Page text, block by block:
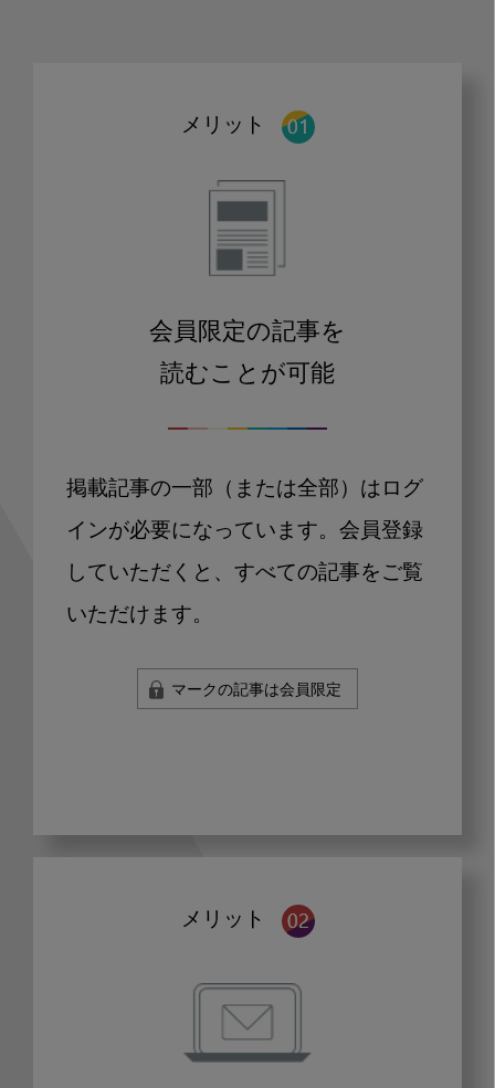
メリット
会員限定の記事を
読むことが可能
掲載記事の一部（または全部）はログ
インが必要になっています。会員登録
していただくと、すべての記事をご覧
いただけます。
マークの記事は会員限定
メリット